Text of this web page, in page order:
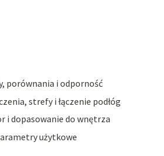
porównania i odporność
strefy i łączenie podłóg
i dopasowanie do wnętrza
użytkowe